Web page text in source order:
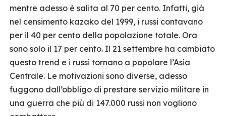
mentre adesso è salita al 70 per cento. Infatti, già
nel censimento kazako del 1999, i russi contavano
per il 40 per cento della popolazione totale. Ora
sono solo il 17 per cento. Il 21 settembre ha cambiato
questo trend e i russi tornano a popolare l’Asia
Centrale. Le motivazioni sono diverse, adesso
fuggono dall’obbligo di prestare servizio militare in
una guerra che più di 147.000 russi non vogliono